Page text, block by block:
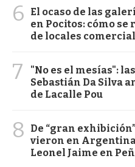
6
El ocaso de las
en Pocitos: cómo
de locales
7
"No es el mesías":
Sebastián Da Silva
de Lacalle Pou
8
De “gran
vieron en
Leonel Jaime en